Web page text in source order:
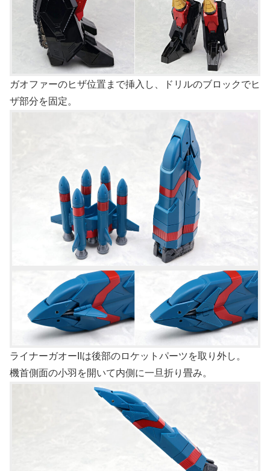
ガオファーのヒザ位置まで挿入し、ドリルのブロックでヒ
ザ部分を固定。
ライナーガオーIIは後部のロケットパーツを取り外し。
機首側面の小羽を開いて内側に一旦折り畳み。